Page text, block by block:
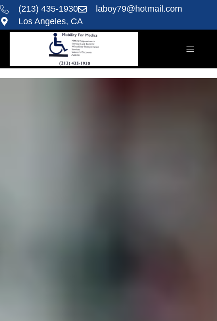
(213) 435-1930
laboy79@hotmail.com
Los Angeles, CA